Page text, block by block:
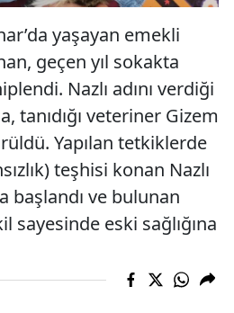
yaşayan emekli
geçen yıl sokakta
Nazlı adını verdiği
tanıdığı veteriner Gizem
Yapılan tetkiklerde
teşhisi konan Nazlı
başlandı ve bulunan
sayesinde eski sağlığına